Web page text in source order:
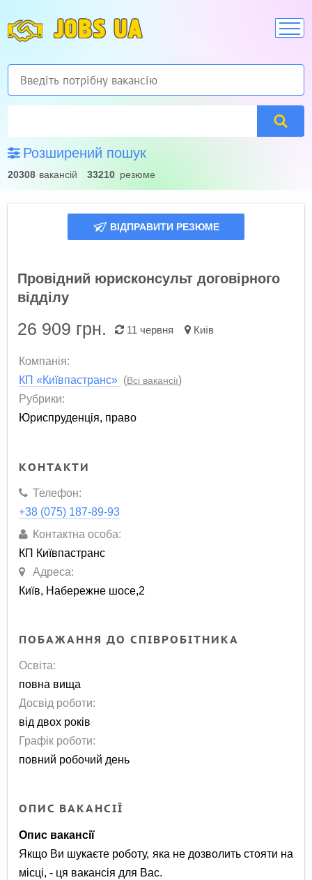
JOBS UA
Розширений пошук
20308 вакансій 33210 резюме
ВІДПРАВИТИ РЕЗЮМЕ
Провідний юрисконсульт договірного
відділу
26 909 грн. 11 червня Київ
Компанія:
КП «Київпастранс» (Всі вакансії)
Рубрики:
Юриспруденція, право
КОНТАКТИ
Телефон:
+38 (075) 187-89-93
Контактна особа:
КП Київпастранс
Адреса:
Київ, Набережне шосе,2
ПОБАЖАННЯ ДО СПІВРОБІТНИКА
Освіта:
повна вища
Досвід роботи:
від двох років
Графік роботи:
повний робочий день
ОПИС ВАКАНСІЇ
Опис вакансії
Якщо Ви шукаєте роботу, яка не дозволить стояти на
місці, - ця вакансія для Вас.